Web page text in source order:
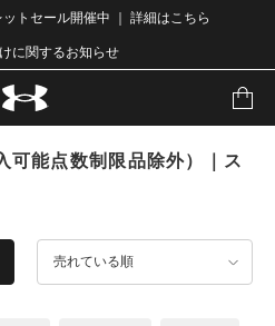
トセール開催中 ｜ 詳細はこちら
に関するお知らせ
可能点数制限品除外）｜ス
売れている順